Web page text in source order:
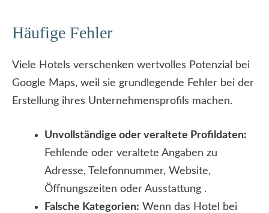
Häufige Fehler
Viele Hotels verschenken wertvolles Potenzial bei
Google Maps, weil sie grundlegende Fehler bei der
Erstellung ihres Unternehmensprofils machen.
Unvollständige oder veraltete Profildaten:
Fehlende oder veraltete Angaben zu
Adresse, Telefonnummer, Website,
Öffnungszeiten oder Ausstattung .
Falsche Kategorien: Wenn das Hotel bei